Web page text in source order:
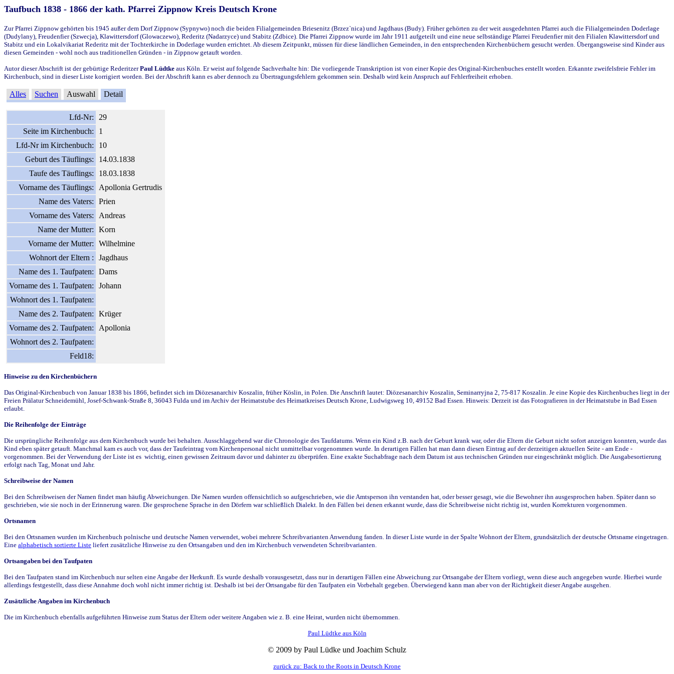
Taufbuch 1838 - 1866 der kath. Pfarrei Zippnow Kreis Deutsch Krone
Zur Pfarrei Zippnow gehörten bis 1945 außer dem Dorf Zippnow (Sypnywo) noch die beiden Filialgemeinden Briesenitz (Brzez`nica) und Jagdhaus (Budy). Früher gehörten zu der weit ausgedehnten Pfarrei auch die Filialgemeinden Doderlage
(Dudylany), Freudenfier (Szwecja), Klawittersdorf (Glowaczewo), Rederitz (Nadarzyce) und Stabitz (Zdbice). Die Pfarrei Zippnow wurde im Jahr 1911 aufgeteilt und eine neue selbständige Pfarrei Freudenfier mit den Filialen Klawittersdorf und
Stabitz und ein Lokalvikariat Rederitz mit der Tochterkirche in Doderlage wurden errichtet. Ab diesem Zeitpunkt, müssen für diese ländlichen Gemeinden, in den entsprechenden Kirchenbüchern gesucht werden. Übergangsweise sind Kinder aus
diesen Gemeinden - wohl noch aus traditionellen Gründen - in Zippnow getauft worden.
Autor dieser Abschrift ist der gebürtige RederitzerPaul Lüdtke aus Köln. Er weist auf folgende Sachverhalte hin: Die vorliegende Transkription ist von einer Kopie des Original-Kirchenbuches erstellt worden. Erkannte zweifelsfreie Fehler im
Kirchenbuch, sind in dieser Liste korrigiert worden. Bei der Abschrift kann es aber dennoch zu Übertragungsfehlern gekommen sein. Deshalb wird kein Anspruch auf Fehlerfreiheit erhoben.
Alles Suchen Auswahl Detail
Lfd-Nr:
29
Seite im Kirchenbuch:
1
Lfd-Nr im Kirchenbuch:
10
Geburt des Täuflings:
14.03.1838
Taufe des Täuflings:
18.03.1838
Vorname des Täuflings:
Apollonia Gertrudis
Name des Vaters:
Prien
Vorname des Vaters:
Andreas
Name der Mutter:
Korn
Vorname der Mutter:
Wilhelmine
Wohnort der Eltern :
Jagdhaus
Name des 1. Taufpaten:
Dams
Vorname des 1. Taufpaten:
Johann
Wohnort des 1. Taufpaten:
Name des 2. Taufpaten:
Krüger
Vorname des 2. Taufpaten:
Apollonia
Wohnort des 2. Taufpaten:
Feld18:
Hinweise zu den Kirchenbüchern
Das Original-Kirchenbuch von Januar 1838 bis 1866, befindet sich im Diözesanarchiv Koszalin, früher Köslin, in Polen. Die Anschrift lautet: Diözesanarchiv Koszalin, Seminarryjna 2, 75-817 Koszalin. Je eine Kopie des Kirchenbuches liegt in der
Freien Prälatur Schneidemühl, Josef-Schwank-Straße 8, 36043 Fulda und im Archiv der Heimatstube des Heimatkreises Deutsch Krone, Ludwigsweg 10, 49152 Bad Essen. Hinweis: Derzeit ist das Fotografieren in der Heimatstube in Bad Essen
erlaubt.
Die Reihenfolge der Einträge
Die ursprüngliche Reihenfolge aus dem Kirchenbuch wurde bei behalten. Ausschlaggebend war die Chronologie des Taufdatums. Wenn ein Kind z.B. nach der Geburt krank war, oder die Eltern die Geburt nicht sofort anzeigen konnten, wurde das
Kind eben später getauft. Manchmal kam es auch vor, dass der Taufeintrag vom Kirchenpersonal nicht unmittelbar vorgenommen wurde. In derartigen Fällen hat man dann diesen Eintrag auf der derzeitigen aktuellen Seite - am Ende -
vorgenommen. Bei der Verwendung der Liste ist es wichtig, einen gewissen Zeitraum davor und dahinter zu überprüfen. Eine exakte Suchabfrage nach dem Datum ist aus technischen Gründen nur eingeschränkt möglich. Die Ausgabesortierung
erfolgt nach Tag, Monat und Jahr.
Schreibweise der Namen
Bei den Schreibweisen der Namen findet man häufig Abweichungen. Die Namen wurden offensichtlich so aufgeschrieben, wie die Amtsperson ihn verstanden hat, oder besser gesagt, wie die Bewohner ihn ausgesprochen haben. Später dann so
geschrieben, wie sie noch in der Erinnerung waren. Die gesprochene Sprache in den Dörfern war schließlich Dialekt. In den Fällen bei denen erkannt wurde, dass die Schreibweise nicht richtig ist, wurden Korrekturen vorgenommen.
Ortsnamen
Bei den Ortsnamen wurden im Kirchenbuch polnische und deutsche Namen verwendet, wobei mehrere Schreibvarianten Anwendung fanden. In dieser Liste wurde in der Spalte Wohnort der Eltern, grundsätzlich der deutsche Ortsname eingetragen.
Eine alphabetisch sortierte Liste liefert zusätzliche Hinweise zu den Ortsangaben und den im Kirchenbuch verwendeten Schreibvarianten.
Ortsangaben bei den Taufpaten
Bei den Taufpaten stand im Kirchenbuch nur selten eine Angabe der Herkunft. Es wurde deshalb vorausgesetzt, dass nur in derartigen Fällen eine Abweichung zur Ortsangabe der Eltern vorliegt, wenn diese auch angegeben wurde. Hierbei wurde
allerdings festgestellt, dass diese Annahme doch wohl nicht immer richtig ist. Deshalb ist bei der Ortsangabe für den Taufpaten ein Vorbehalt gegeben. Überwiegend kann man aber von der Richtigkeit dieser Angabe ausgehen.
Zusätzliche Angaben im Kirchenbuch
Die im Kirchenbuch ebenfalls aufgeführten Hinweise zum Status der Eltern oder weitere Angaben wie z. B. eine Heirat, wurden nicht übernommen.
Paul Lüdtke aus Köln
© 2009 by Paul Lüdke und Joachim Schulz
zurück zu: Back to the Roots in Deutsch Krone